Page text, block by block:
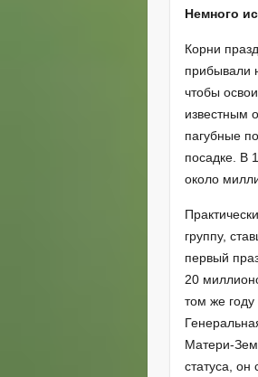
Немного
Корни
прибывали
чтобы
известным
пагубные
посадке. В
около
группу,
первый
20
том же
Матери-
статуса,